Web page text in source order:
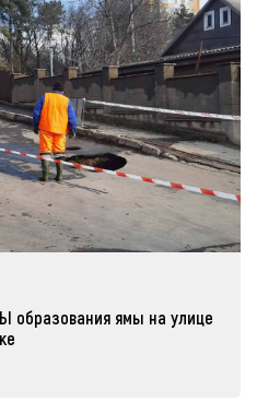
образования ямы на улице